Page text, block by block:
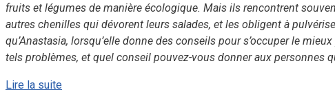
fruits et légumes de manière écologique. Mais ils rencontrent
autres chenilles qui dévorent leurs salades, et les obligent à
qu’Anastasia, lorsqu’elle donne des conseils pour s’occuper le
tels problèmes, et quel conseil pouvez-vous donner aux personnes
Lire la suite